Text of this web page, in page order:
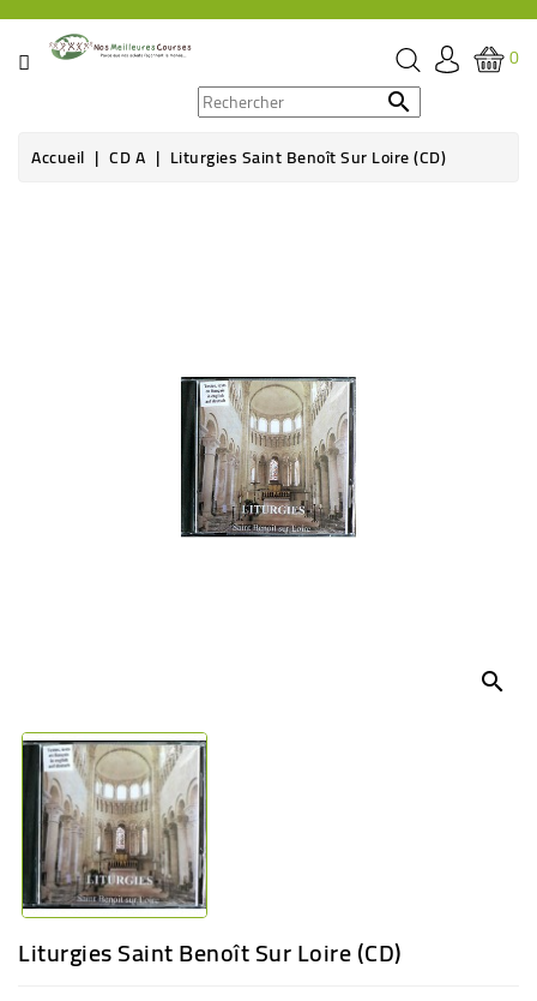
CATÉGORIE
ÉPICERIE
0

Accueil CD A
Liturgies Saint Benoît Sur Loire (CD)
search
Liturgies Saint Benoît Sur Loire (CD)